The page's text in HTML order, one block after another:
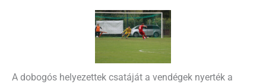
A dobogós helyezettek csatáját a vendégek nyerték a